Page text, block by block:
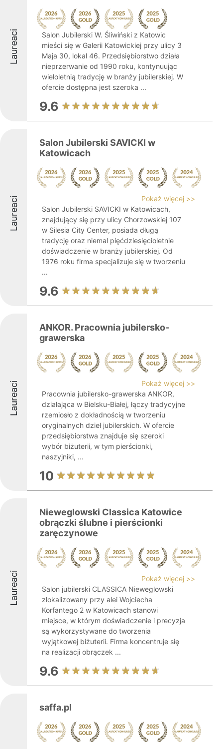
Laureaci
Salon Jubilerski W. Śliwiński z Katowic
mieści się w Galerii Katowickiej przy ulicy 3
Maja 30, lokal 46. Przedsiębiorstwo działa
nieprzerwanie od 1990 roku, kontynuując
wieloletnią tradycję w branży jubilerskiej. W
ofercie dostępna jest szeroka ...
9.6
Laureaci
Salon Jubilerski SAVICKI w
Katowicach
Pokaż więcej >>
Salon Jubilerski SAVICKI w Katowicach,
znajdujący się przy ulicy Chorzowskiej 107
w Silesia City Center, posiada długą
tradycję oraz niemal pięćdziesięcioletnie
doświadczenie w branży jubilerskiej. Od
1976 roku firma specjalizuje się w tworzeniu
...
9.6
Laureaci
ANKOR. Pracownia jubilersko-
grawerska
Pokaż więcej >>
Pracownia jubilersko-grawerska ANKOR,
działająca w Bielsku-Białej, łączy tradycyjne
rzemiosło z dokładnością w tworzeniu
oryginalnych dzieł jubilerskich. W ofercie
przedsiębiorstwa znajduje się szeroki
wybór biżuterii, w tym pierścionki,
naszyjniki, ...
10
Laureaci
Nieweglowski Classica Katowice
obrączki ślubne i pierścionki
zaręczynowe
Pokaż więcej >>
Salon jubilerski CLASSICA Nieweglowski
zlokalizowany przy alei Wojciecha
Korfantego 2 w Katowicach stanowi
miejsce, w którym doświadczenie i precyzja
są wykorzystywane do tworzenia
wyjątkowej biżuterii. Firma koncentruje się
na realizacji obrączek ...
9.6
saffa.pl